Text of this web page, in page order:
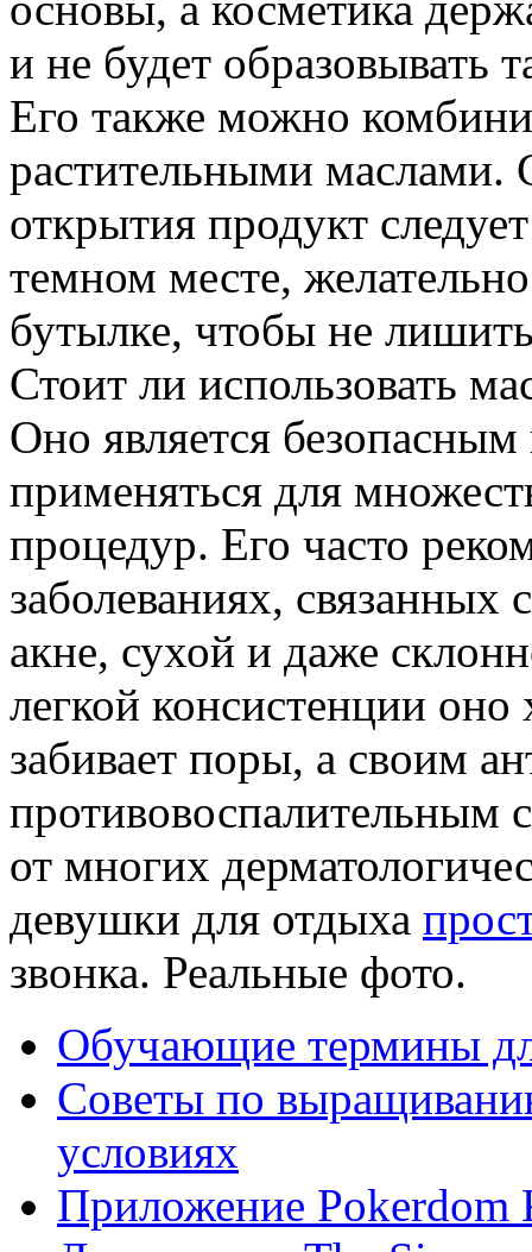
и не будет образовывать
Его также можно
растительными маслами.
открытия продукт
темном месте,
бутылке, чтобы не
Стоит ли использовать
Оно является
применяться для
процедур. Его часто
заболеваниях,
акне, сухой и даже
легкой консистенции
забивает поры, а своим
противовоспалительным
от многих
девушки для отдыха
звонка. Реальные фото.
Обучающие термины
Советы по
условиях
Приложение Pokerdom